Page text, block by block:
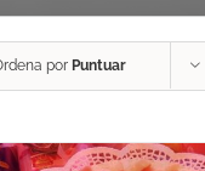
por Puntuar